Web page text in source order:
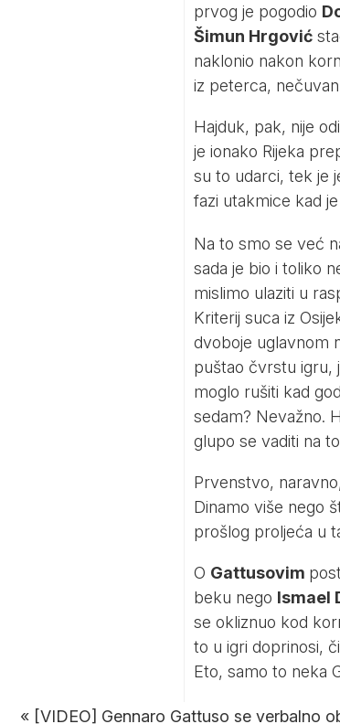
prvog je pogodio
Šimun Hrgović
naklonio nakon
iz peterca,
Hajduk, pak, nije
je ionako Rijeka
su to udarci, tek je
fazi utakmice kad je
Na to smo se već
sada je bio i toliko
mislimo ulaziti u
Kriterij suca iz
dvoboje uglavnom
puštao čvrstu igru,
moglo rušiti kad
sedam? Nevažno.
glupo se vaditi na
Prvenstvo,
Dinamo više nego
prošlog proljeća u
O Gattusovim
beku nego Ismael
se okliznuo kod
to u igri doprinosi,
Eto, samo to neka
« [VIDEO] Gennaro Gattuso se verbalno